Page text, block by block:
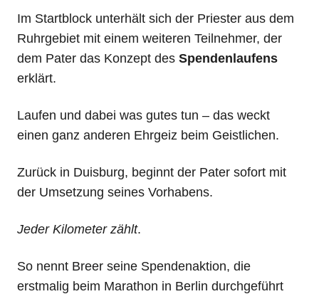
Im Startblock unterhält sich der Priester aus dem
Ruhrgebiet mit einem weiteren Teilnehmer, der
dem Pater das Konzept des Spendenlaufens
erklärt.
Laufen und dabei was gutes tun – das weckt
einen ganz anderen Ehrgeiz beim Geistlichen.
Zurück in Duisburg, beginnt der Pater sofort mit
der Umsetzung seines Vorhabens.
Jeder Kilometer zählt.
So nennt Breer seine Spendenaktion, die
erstmalig beim Marathon in Berlin durchgeführt